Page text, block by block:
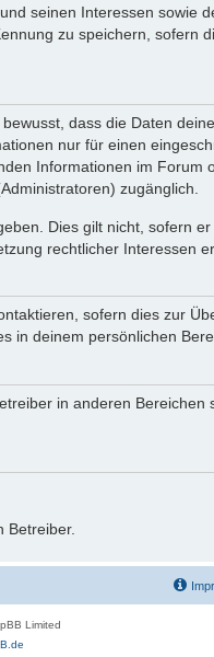
seinen Interessen sowie
zu speichern, sofern
dass die Daten
nur für einen
Informationen im Forum
zugänglich.
Dies gilt nicht, sofern
rechtlicher Interessen
sofern dies zur
in deinem persönlichen
in anderen
Betreiber.
Limited